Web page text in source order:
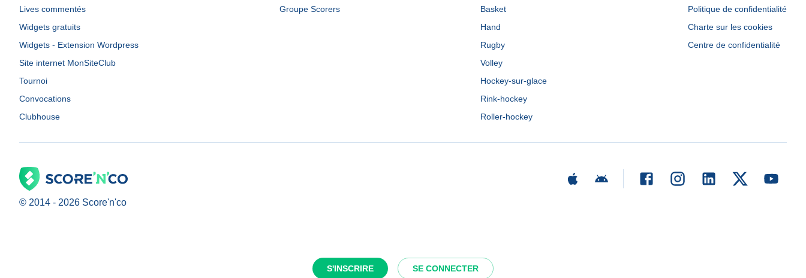
S'INSCRIRE SE CONNECTER
Lives commentés
Widgets gratuits
Widgets - Extension Wordpress
Site internet MonSiteClub
Tournoi
Convocations
Clubhouse
Groupe Scorers
Basket
Hand
Rugby
Volley
Hockey-sur-glace
Rink-hockey
Roller-hockey
Politique de confidentialité
Charte sur les cookies
Centre de confidentialité
© 2014 - 2026 Score'n'co